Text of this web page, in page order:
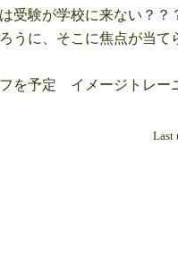
受験が学校に来ない？？
うに、そこに焦点が当て
を予定 イメージトレー
Last